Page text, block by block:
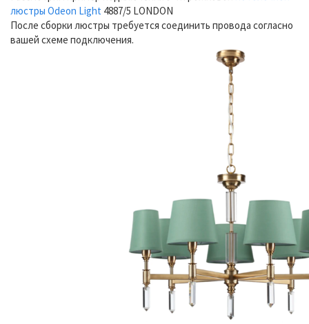
люстры Odeon Light 4887/5 LONDON
После сборки люстры требуется соединить провода согласно
вашей схеме подключения.